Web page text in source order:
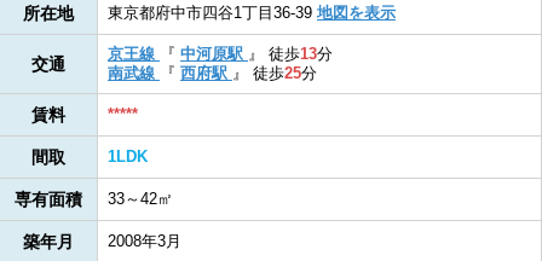
所在地 東京都府中市四谷1丁目36-39 地図を表示
交通
京王線 『 中河原駅 』 徒歩13分
南武線
『 西府駅 』 徒歩25分
賃料 *****
間取 1LDK
専有面積 33～42㎡
築年月 2008年3月